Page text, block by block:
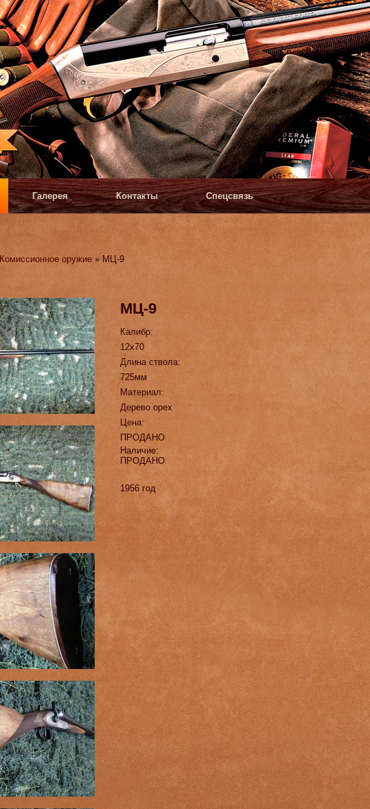
Галерея Контакты Спецсвязь
Комиссионное оружие » МЦ-9
МЦ-9
Калибр:
12х70
Длина ствола:
725мм
Материал:
Дерево орех
Цена:
ПРОДАНО
Наличие:
ПРОДАНО
1956 год